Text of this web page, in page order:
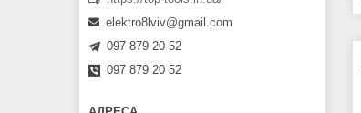
elektro8lviv@gmail.com
097 879 20 52
097 879 20 52